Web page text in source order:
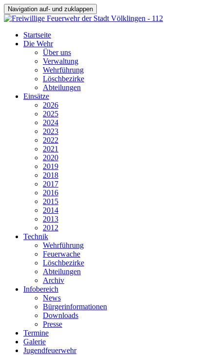
Navigation auf- und zuklappen
Startseite
Die Wehr
Über uns
Verwaltung
Wehrführung
Löschbezirke
Abteilungen
Einsätze
2026
2025
2024
2023
2022
2021
2020
2019
2018
2017
2016
2015
2014
2013
2012
Technik
Wehrführung
Feuerwache
Löschbezirke
Abteilungen
Archiv
Infobereich
News
Bürgerinformationen
Downloads
Presse
Termine
Galerie
Jugendfeuerwehr